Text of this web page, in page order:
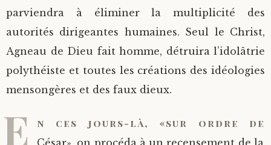
parviendra à éliminer la multiplicité des
autorités dirigeantes humaines. Seul le Christ,
Agneau de Dieu fait homme, détruira l’idolâtrie
polythéiste et toutes les créations des idéologies
mensongères et des faux dieux.
E n ces jours-là, «sur ordre de
César», on procéda à un recensement de la